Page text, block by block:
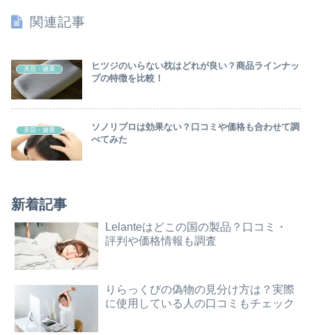
関連記事
美容・健康
ヒツジのいらない枕はどれが良い？商品ラインナッ
プの特徴を比較！
美容・健康
ソノリプロは効果ない？口コミや価格も合わせて調
べてみた
新着記事
Lelanteはどこの国の製品？口コミ・
評判や価格情報も調査
りらっくびの偽物の見分け方は？実際
に使用している人の口コミもチェック